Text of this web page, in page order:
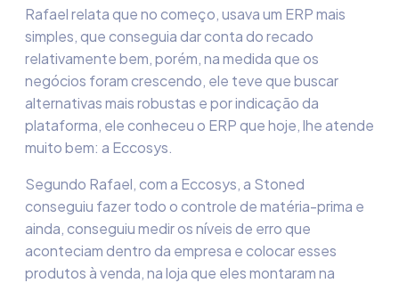
Rafael relata que no começo, usava um ERP mais
simples, que conseguia dar conta do recado
relativamente bem, porém, na medida que os
negócios foram crescendo, ele teve que buscar
alternativas mais robustas e por indicação da
plataforma, ele conheceu o ERP que hoje, lhe atende
muito bem: a Eccosys.
Segundo Rafael, com a Eccosys, a Stoned
conseguiu fazer todo o controle de matéria-prima e
ainda, conseguiu medir os níveis de erro que
aconteciam dentro da empresa e colocar esses
produtosàvenda, na lojaque eles montaram na